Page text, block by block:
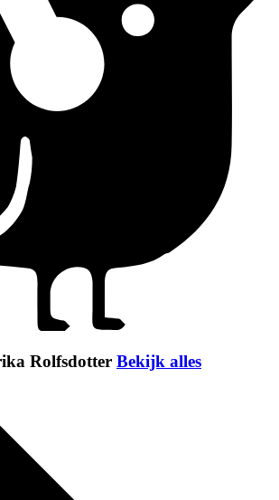
Rolfsdotter Bekijk alles